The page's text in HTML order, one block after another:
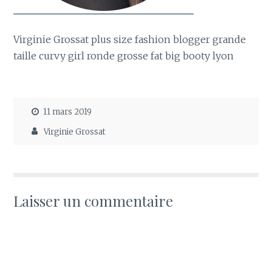
Virginie Grossat plus size fashion blogger grande
taille curvy girl ronde grosse fat big booty lyon
11 mars 2019
Virginie Grossat
Laisser un commentaire